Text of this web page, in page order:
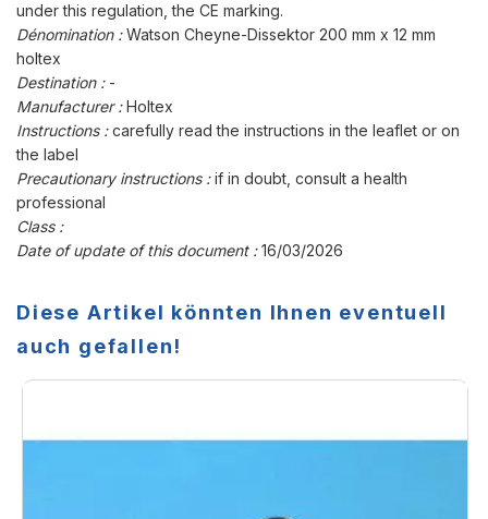
under this regulation, the CE marking.
Dénomination :Watson Cheyne-Dissektor 200 mm x 12 mm
holtex
Destination : -
Manufacturer :Holtex
Instructions :carefully read the instructions in the leaflet or on
the label
Precautionary instructions :if in doubt, consult a health
professional
Class :
Date of update of this document :16/03/2026
Diese Artikel könnten Ihnen eventuell
auch gefallen!